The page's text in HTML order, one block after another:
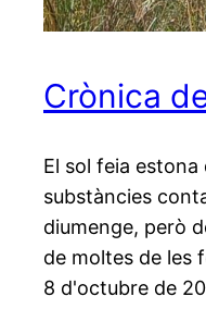
Crònica
El sol feia
substàncies
diumenge, però
de moltes de les
8 d'octubre de